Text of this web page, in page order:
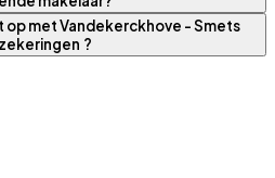
op met Vandekerckhove - Smets
?